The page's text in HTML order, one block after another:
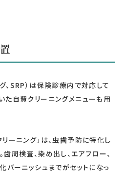
、SRP）は保険診療内で対応して
た自費クリーニングメニューも用
ーニング」は、虫歯予防に特化し
周検査、染め出し、エアフロー、
バーニッシュまでがセットになっ